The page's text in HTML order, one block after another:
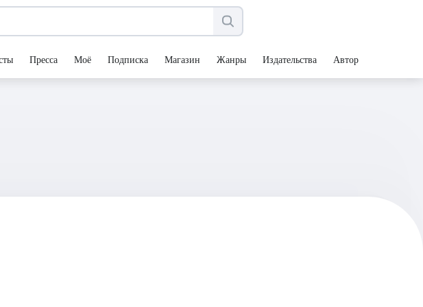
Пресса Моё Подписка Магазин Жанры Издательства Авторы